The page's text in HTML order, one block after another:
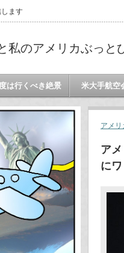
ます
私のアメリカぶっと
は行くべき絶景 米大手航空
アメ
ア
に